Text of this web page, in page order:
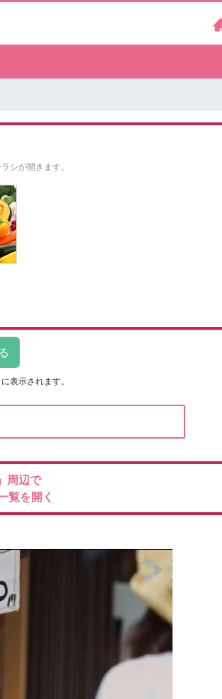
シが開きます。
に表示されます。
」周辺で
覧を開く